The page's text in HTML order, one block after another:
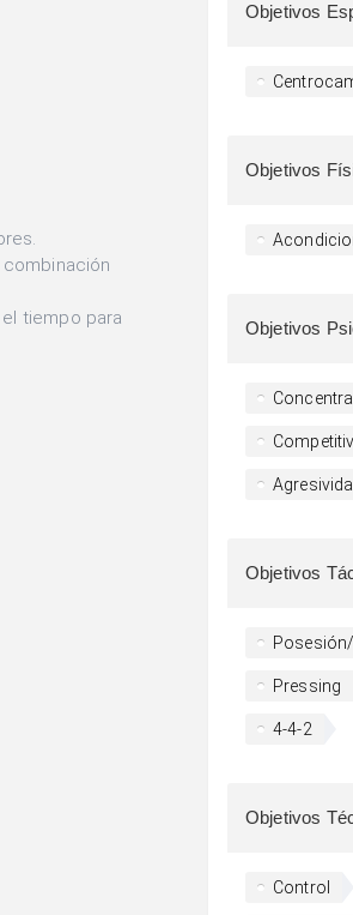
tiempo para
Objetivos
Objetivos
Objetivos
Objetivos
Pressing
4-4-2
Objetivos
Control